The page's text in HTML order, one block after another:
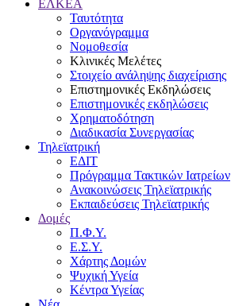
ΕΛΚΕΑ
Ταυτότητα
Οργανόγραμμα
Νομοθεσία
Κλινικές Μελέτες
Στοιχείο ανάληψης διαχείρισης
Επιστημονικές Εκδηλώσεις
Επιστημονικές εκδηλώσεις
Χρηματοδότηση
Διαδικασία Συνεργασίας
Τηλεϊατρική
ΕΔΙΤ
Πρόγραμμα Τακτικών Ιατρείων
Ανακοινώσεις Τηλεϊατρικής
Εκπαιδεύσεις Τηλεϊατρικής
Δομές
Π.Φ.Υ.
Ε.Σ.Υ.
Χάρτης Δομών
Ψυχική Υγεία
Κέντρα Υγείας